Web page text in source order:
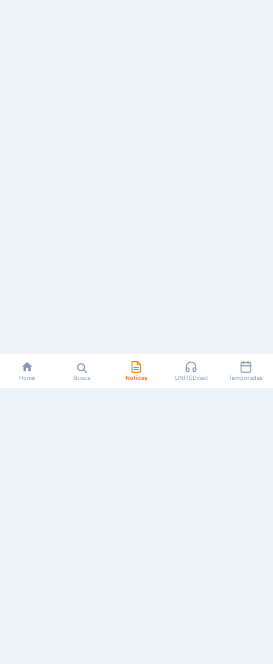
Home Busca Notícias UNITEDcast Temporadas